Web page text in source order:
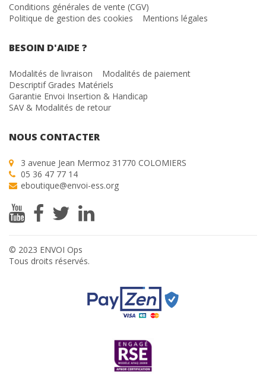
Conditions générales de vente (CGV)
Politique de gestion des cookies
Mentions légales
BESOIN D'AIDE ?
Modalités de livraison
Modalités de paiement
Descriptif Grades Matériels
Garantie Envoi Insertion & Handicap
SAV & Modalités de retour
NOUS CONTACTER
3 avenue Jean Mermoz 31770 COLOMIERS
05 36 47 77 14
eboutique@envoi-ess.org
© 2023 ENVOI Ops
Tous droits réservés.